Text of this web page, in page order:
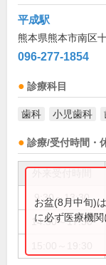
平成駅
熊本県熊本市南区
096-277-1854
診療科目
歯科 小児歯科
診療/受付時間・
9:30～13:30
14:30～17:30
お盆(8月中旬)
に必ず医療機関